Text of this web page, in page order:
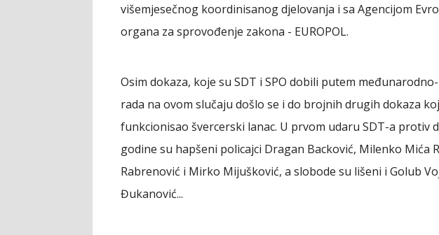
višemjesečnog koordinisanog djelovanja i sa Agencijom
organa za sprovođenje zakona - EUROPOL.
Osim dokaza, koje su SDT i SPO dobili putem
rada na ovom slučaju došlo se i do brojnih drugih dokaza
funkcionisao švercerski lanac. U prvom udaru SDT-a protiv
godine su hapšeni policajci Dragan Backović, Milenko Mića
Rabrenović i Mirko Mijušković, a slobode su lišeni i Golub
Đukanović...